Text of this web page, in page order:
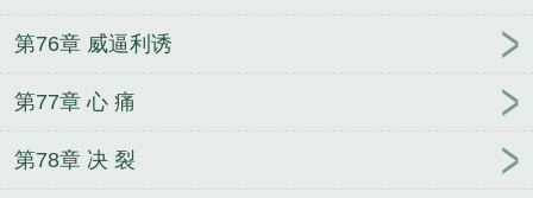
第76章 威逼利诱
第77章 心 痛
第78章 决 裂